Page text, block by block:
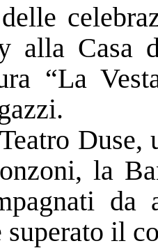
alla Casa
“La
Duse,
la
da
superato il